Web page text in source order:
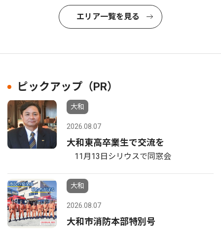
エリア一覧を見る
ピックアップ（PR）
大和
2026.08.07
大和東高卒業生で交流を
11月13日シリウスで同窓会
大和
2026.08.07
大和市消防本部特別号